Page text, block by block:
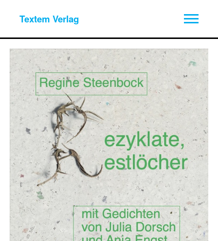
Textem Verlag